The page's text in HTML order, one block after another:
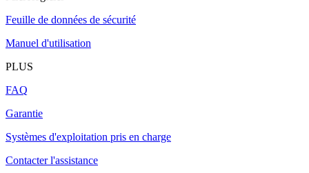
Feuille de données de sécurité
Manuel d'utilisation
PLUS
FAQ
Garantie
Systèmes d'exploitation pris en charge
Contacter l'assistance